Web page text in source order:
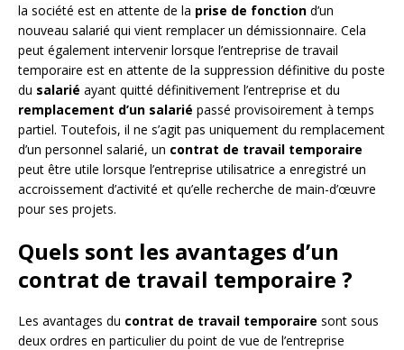
la société est en attente de la prise de fonction d’un
nouveau salarié qui vient remplacer un démissionnaire. Cela
peut également intervenir lorsque l’entreprise de travail
temporaire est en attente de la suppression définitive du poste
du salarié ayant quitté définitivement l’entreprise et du
remplacement d’un salarié passé provisoirement à temps
partiel. Toutefois, il ne s’agit pas uniquement du remplacement
d’un personnel salarié, un contrat de travail temporaire
peut être utile lorsque l’entreprise utilisatrice a enregistré un
accroissement d’activité et qu’elle recherche de main-d’œuvre
pour ses projets.
Quels sont les avantages d’un
contrat de travail temporaire ?
Les avantages du contrat de travail temporaire sont sous
deux ordres en particulier du point de vue de l’entreprise